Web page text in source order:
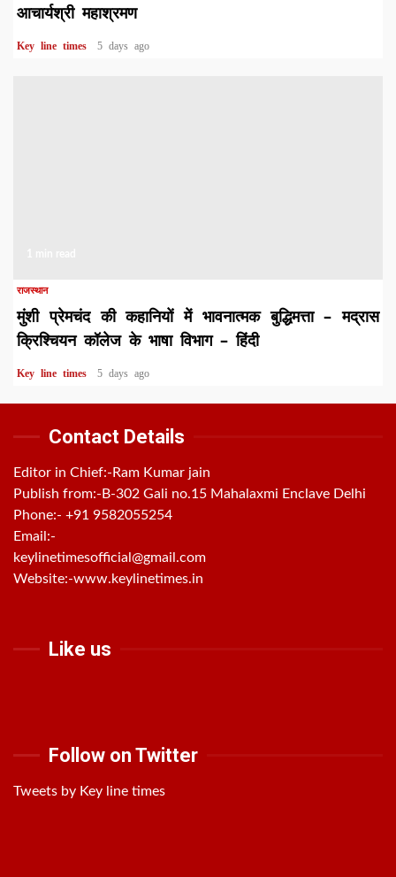
आचार्यश्री महाश्रमण
Key line times 5 days ago
राजस्थान
मुंशी प्रेमचंद की कहानियों में भावनात्मक बुद्धिमत्ता – मद्रास
क्रिश्चियन कॉलेज के भाषा विभाग – हिंदी
Key line times 5 days ago
Contact Details
Editor in Chief:-Ram Kumar jain
Publish from:- B-302 Gali no.15 Mahalaxmi Enclave Delhi
Phone:- +91 9582055254
Email:-
keylinetimesofficial@gmail.com
Website:-www.keylinetimes.in
Like us
Follow on Twitter
Tweets by Key line times